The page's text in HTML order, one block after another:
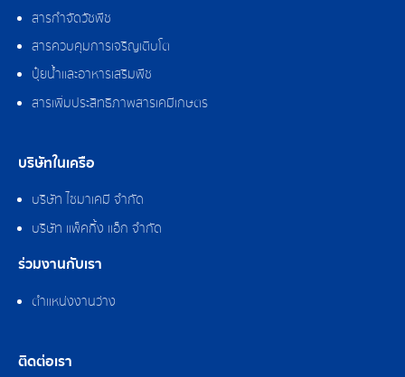
สารกำจัดวัชพืช
สารควบคุมการเจริญเติบโต
ปุ๋ยน้ำและอาหารเสริมพืช
สารเพิ่มประสิทธิภาพสารเคมีเกษตร
บริษัทในเครือ
บริษัท ไซมาเคมี จำกัด
บริษัท แพ็คกิ้ง แอ็ก จำกัด
ร่วมงานกับเรา
ตำแหน่งงานว่าง
ติดต่อเรา